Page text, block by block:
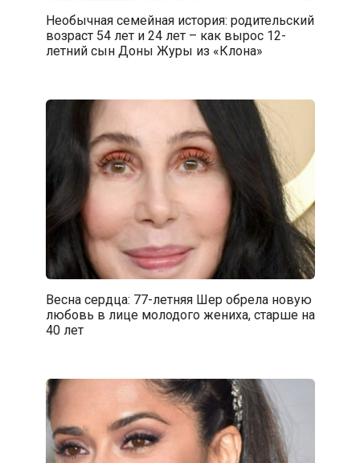
Необычная семейная история: родительский
возраст 54 лет и 24 лет – как вырос 12-
летний сын Доны Журы из «Клона»
Весна сердца: 77-летняя Шер обрела новую
любовь в лице молодого жениха, старше на
40 лет